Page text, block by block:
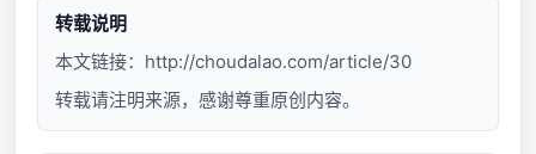
转载说明
本文链接： http://choudalao.com/article/30
转载请注明来源，感谢尊重原创内容。